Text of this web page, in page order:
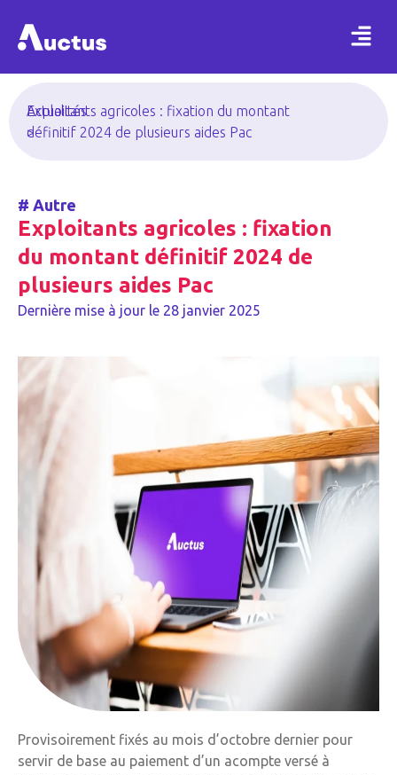
Actualités
>
Exploitants agricoles : fixation du montant
définitif 2024 de plusieurs aides Pac
# Autre
Exploitants agricoles : fixation
du montant définitif 2024 de
plusieurs aides Pac
Dernière mise à jour le 28 janvier 2025
Provisoirement fixés au mois d’octobre dernier pour
servir de base au paiement d’un acompte versé à